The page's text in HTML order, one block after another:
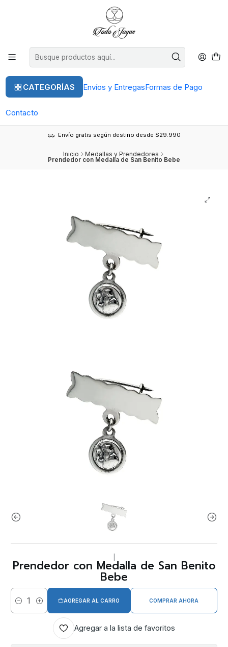
CATEGORÍAS Envíos y EntregasFormas de Pago
Contacto
Envío gratis según destino desde $29.990
Inicio Medallas y Prendedores
Prendedor con Medalla de San Benito Bebe
Prendedor con Medalla de San Benito
Bebe
Cantidad
AGREGAR AL CARRO COMPRAR AHORA
Agregar a la lista de favoritos